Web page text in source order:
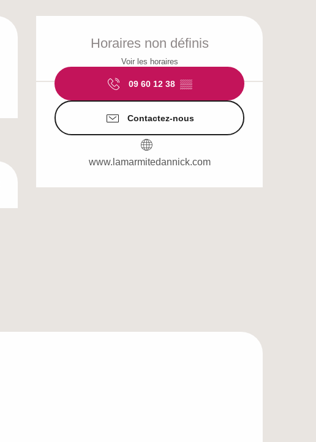
Ouverture et
Horaires non définis
Voir les horaires
09 60 12 38 ▒▒
Contactez-nous
www.lamarmitedannick.com